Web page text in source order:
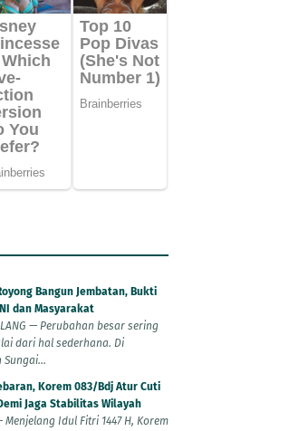
Bangun Jembatan, Bukti
dan Masyarakat
— Perubahan besar sering
dari hal sederhana. Di
Korem 083/Bdj Atur Cuti
Jaga Stabilitas Wilayah
Idul Fitri 1447 H, Korem